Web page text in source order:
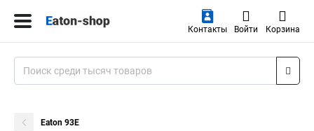
Контакты Войти Корзина
Eaton 93E